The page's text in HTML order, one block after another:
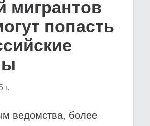
мигрантов
попасть
г.
ведомства, более